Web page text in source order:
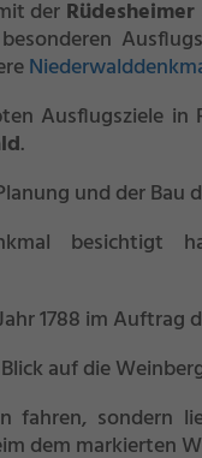
der
Ausflugsziele
.
und der Bau
1788 im Auftrag
auf die
sondern
dem markierten